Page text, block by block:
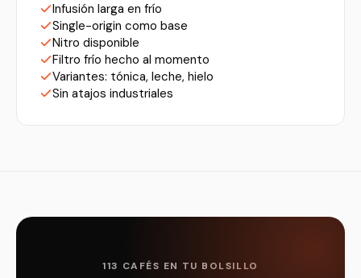
Infusión larga en frío
Single-origin como base
Nitro disponible
Filtro frío hecho al momento
Variantes: tónica, leche, hielo
Sin atajos industriales
113 CAFÉS EN TU BOLSILLO